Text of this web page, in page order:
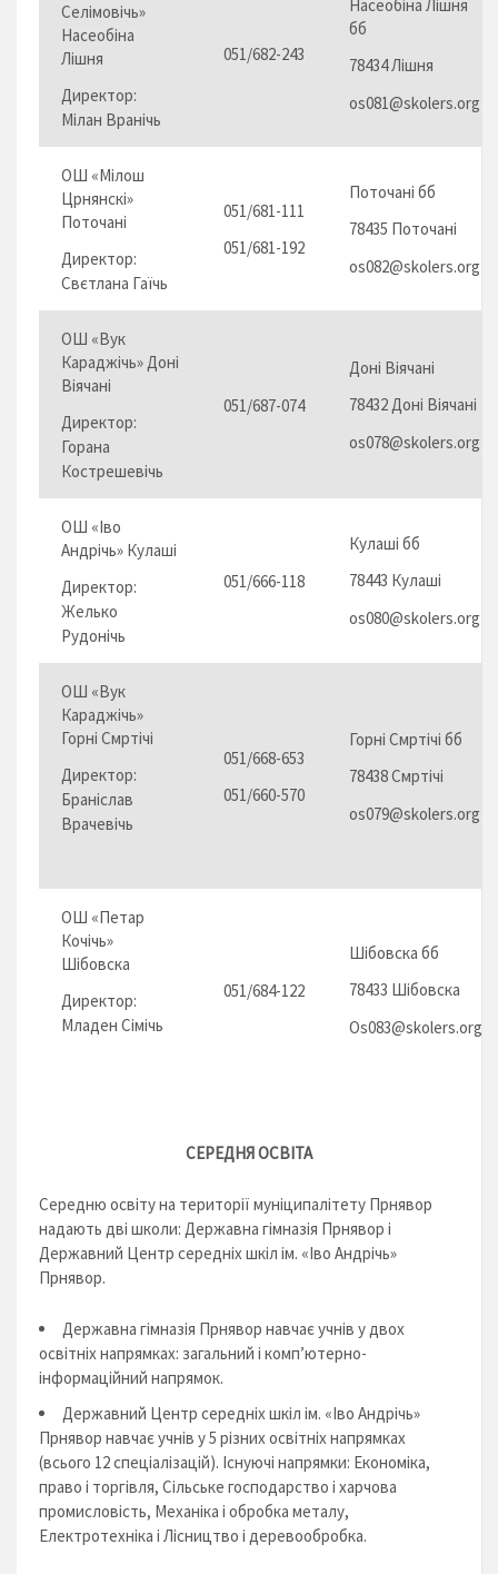
Селімовічь»
Насеобіна
Лішня
Директор:
Мілан Вранічь
051/682-243
Насеобіна Лішня
бб
78434 Лішня
os081@skolers.org
ОШ «Мілош
Црнянскі»
Поточані
Директор:
Свєтлана Гаїчь
051/681-111
051/681-192
Поточані бб
78435 Поточані
os082@skolers.org
ОШ «Вук
Караджічь» Доні
Віячані
Директор:
Горана
Кострешевічь
051/687-074
Доні Віячані
78432 Доні Віячані
os078@skolers.org
ОШ «Іво
Андрічь» Кулаші
Директор:
Желько
Рудонічь
051/666-118
Кулаші бб
78443 Кулаші
os080@skolers.org
ОШ «Вук
Караджічь»
Горні Смртічі
Директор:
Браніслав
Врачевічь
051/668-653
051/660-570
Горні Смртічі бб
78438 Смртічі
os079@skolers.org
ОШ «Петар
Кочічь»
Шібовска
Директор:
Младен Сімічь
051/684-122
Шібовска бб
78433 Шібовска
Os083@skolers.org
СЕРЕДНЯ ОСВІТА
Середню освіту на території муніципалітету Прнявор
надають дві школи: Державна гімназія Прнявор і
Державний Центр середніх шкіл ім. «Іво Андрічь»
Прнявор.
Державна гімназія Прнявор навчає учнів у двох
освітніх напрямках: загальний і комп’ютерно-
інформаційний напрямок.
Державний Центр середніх шкіл ім. «Іво Андрічь»
Прнявор навчає учнів у 5 різних освітніх напрямках
(всього 12 спеціалізацій). Існуючі напрямки: Економіка,
право і торгівля, Сільське господарство і харчова
промисловість, Механіка і обробка металу,
Електротехніка і Лісництво і деревообробка.